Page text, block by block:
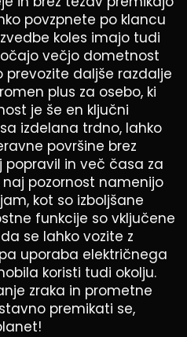
povzpnete po klancu
koles imajo tudi
večjo dometnost
prevozite daljše razdalje
plus za osebo, ki
je še en ključni
izdelana trdno, lahko
površine brez
popravil in več časa za
naj pozornost namenijo
kot so izboljšane
funkcije so vključene
se lahko vozite z
uporaba električnega
koristi tudi okolju.
zraka in prometne
premikati se,